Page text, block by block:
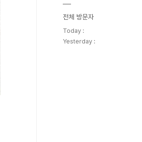
전체 방문자
Today :
Yesterday :